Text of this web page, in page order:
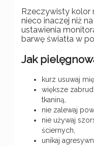
Rzeczywisty
nieco inaczej niż
ustawienia
barwę światła w
Jak
kurz usuwaj
większe
tkaniną,
nie zalewaj
nie używaj
ściernych,
unikaj